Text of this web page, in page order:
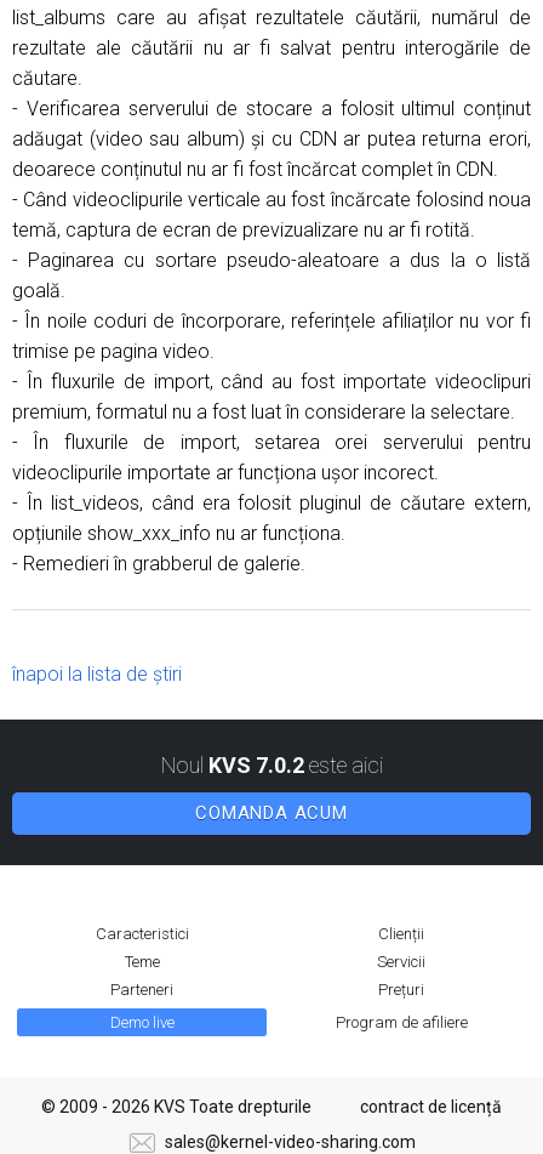
list_albums care au afișat rezultatele căutării, numărul de
rezultate ale căutării nu ar fi salvat pentru interogările de
căutare.
- Verificarea serverului de stocare a folosit ultimul conținut
adăugat (video sau album) și cu CDN ar putea returna erori,
deoarece conținutul nu ar fi fost încărcat complet în CDN.
- Când videoclipurile verticale au fost încărcate folosind noua
temă, captura de ecran de previzualizare nu ar fi rotită.
- Paginarea cu sortare pseudo-aleatoare a dus la o listă
goală.
- În noile coduri de încorporare, referințele afiliaților nu vor fi
trimise pe pagina video.
- În fluxurile de import, când au fost importate videoclipuri
premium, formatul nu a fost luat în considerare la selectare.
- În fluxurile de import, setarea orei serverului pentru
videoclipurile importate ar funcționa ușor incorect.
- În list_videos, când era folosit pluginul de căutare extern,
opțiunile show_xxx_info nu ar funcționa.
- Remedieri în grabberul de galerie.
înapoi la lista de știri
Noul KVS 7.0.2este aici
COMANDA ACUM
Caracteristici
Clienții
Teme
Servicii
Parteneri
Prețuri
Demo live
Program de afiliere
© 2009 - 2026 KVS Toate drepturile
contract de licență
sales@kernel-video-sharing.com